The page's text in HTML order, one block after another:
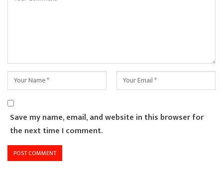
Save my name, email, and website in this browser for
the next time I comment.